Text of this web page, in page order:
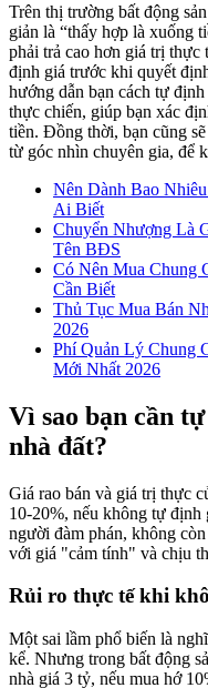
Trên thị trường bất động
giản là “thấy hợp là xuống
phải trả cao hơn giá trị
định giá trước khi quyết
hướng dẫn bạn cách tự
thực chiến, giúp bạn xác
tiền. Đồng thời, bạn cũng
từ góc nhìn chuyên gia, để
Nên Dành Bao
Ai Biết
Chuyển Nhượng Là
Tên BĐS
Có Nên Mua Chung
Cần Biết
Thủ Tục Mua Bán
2026
Phí Quản Lý Chung
Mới Nhất 2026
Vì sao bạn cần
nhà đất?
Giá rao bán và giá trị thực
10-20%, nếu không tự định
người đàm phán, không
với giá "cảm tính" và chịu
Rủi ro thực tế khi
Một sai lầm phổ biến là
kể. Nhưng trong bất động
nhà giá 3 tỷ, nếu mua hớ